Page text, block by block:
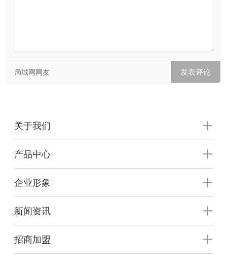
局域网网友
关于我们
产品中心
企业形象
新闻资讯
招商加盟